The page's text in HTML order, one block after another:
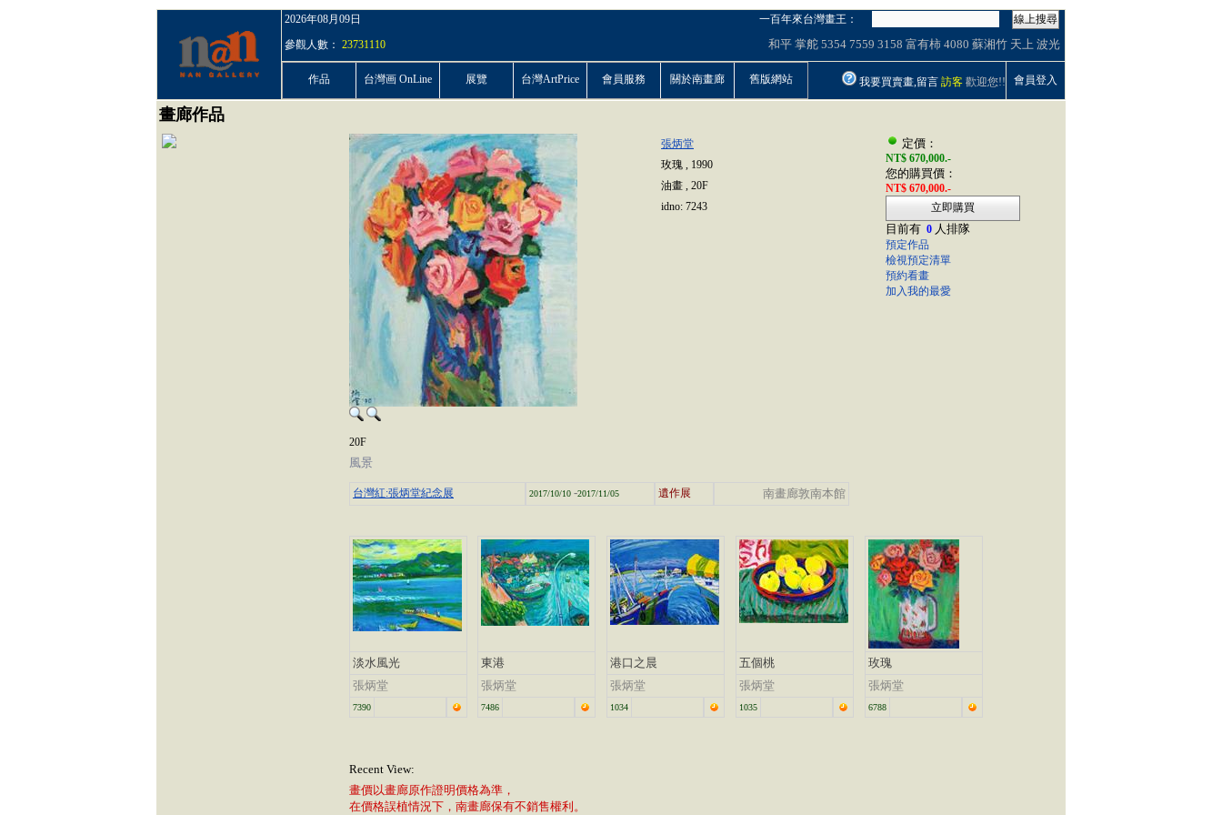
2026年08月09日 一百年來台灣畫王：
線上搜尋
參觀人數： 23731110 和平 掌舵 5354 7559 3158 富有柿 4080 蘇湘竹 天上 波光
作品 台灣画 OnLine 展覽 台灣ArtPrice 會員服務 關於南畫廊 舊版網站 我要買賣畫,留言 訪客 歡迎您!! 會員登入
畫廊作品
張炳堂
玫瑰 , 1990
油畫 , 20F
idno: 7243
定價：
NT$ 670,000.-
您的購買價：
NT$ 670,000.-
立即購買
目前有 0 人排隊
預定作品
檢視預定清單
預約看畫
加入我的最愛
20F
風景
台灣紅:張炳堂紀念展 2017/10/10 -2017/11/05 遺作展 南畫廊敦南本館
淡水風光
張炳堂
7390
東港
張炳堂
7486
港口之晨
張炳堂
1034
五個桃
張炳堂
1035
玫瑰
張炳堂
6788
Recent View:
畫價以畫廊原作證明價格為準，
在價格誤植情況下，南畫廊保有不銷售權利。